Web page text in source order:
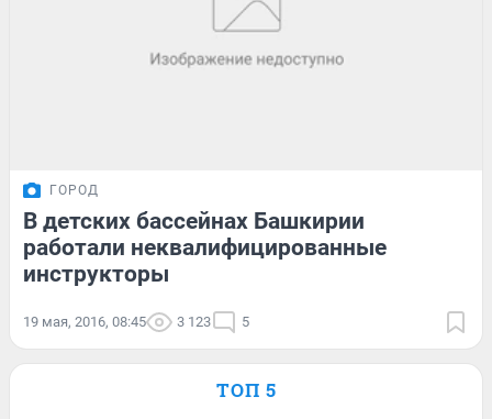
ГОРОД
В детских бассейнах Башкирии
работали неквалифицированные
инструкторы
19 мая, 2016, 08:45 3 123 5
ТОП 5